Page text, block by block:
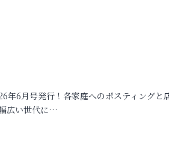
年6月号発行！各家庭へのポスティングと
広い世代に…